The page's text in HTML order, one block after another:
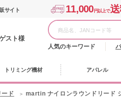
サイト 11,000円以上で送
スト様
人気のキーワード
トリミング機材 アパレル
ード martin ナイロンラウンドリード